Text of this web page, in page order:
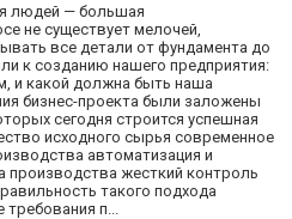
людей — большая
не существует мелочей,
все детали от фундамента до
к созданию нашего предприятия:
и какой должна быть наша
бизнес-проекта были заложены
сегодня строится успешная
исходного сырья современное
автоматизация и
производства жесткий контроль
такого подхода
п...